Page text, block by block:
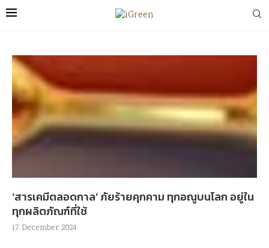
‘สารเคมีตลอดกาล’ ภัยร้ายคุกคาม ทุกอณูบนโลก อยู่ใน
ทุกผลิตภัณฑ์ที่ใช้
17 December 2024